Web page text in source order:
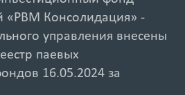
«РВМ Консолидация» -
управления внесены
паевых
16.05.2024 за